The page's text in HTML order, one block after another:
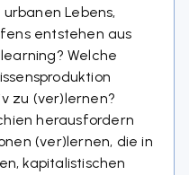
urbanen Lebens,
entstehen aus
Welche
zu (ver)lernen?
herausfordern
(ver)lernen, die in
kapitalistischen